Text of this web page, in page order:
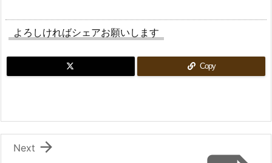
よろしければシェアお願いします
Copy

Next